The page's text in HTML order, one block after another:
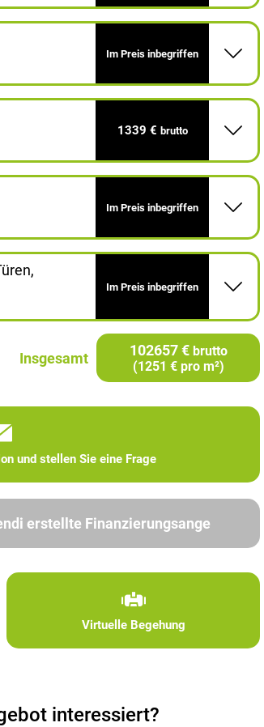
Im Preis inbegriffen
1339 € brutto
Im Preis inbegriffen
Im Preis inbegriffen
Insgesamt 102657 € brutto
(1251 € pro m²)
und stellen Sie eine Frage
erstellte Finanzierungsange
Virtuelle Begehung
interessiert?